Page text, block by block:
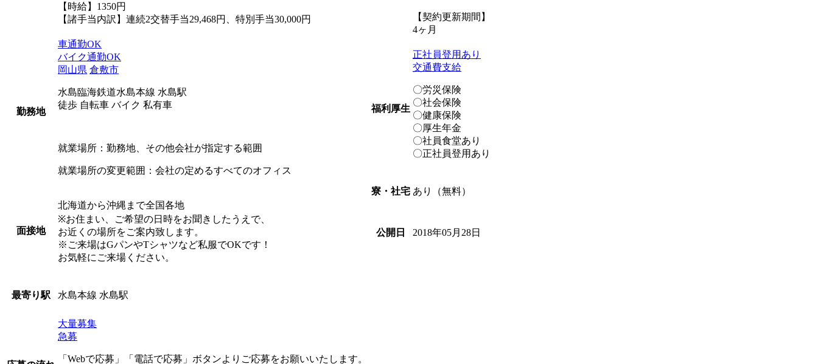
【時給】1350円
【諸手当内訳】連続2交替手当29,468円、特別手当30,000円
勤務地
車通勤OK
バイク通勤OK
岡山県 倉敷市
水島臨海鉄道水島本線 水島駅
徒歩 自転車 バイク 私有車
就業場所：勤務地、その他会社が指定する範囲
就業場所の変更範囲：会社の定めるすべてのオフィス
面接地
北海道から沖縄まで全国各地
※お住まい、ご希望の日時をお聞きしたうえで、
お近くの場所をご案内致します。
※ご来場はGパンやTシャツなど私服でOKです！
お気軽にご来場ください。
最寄り駅 水島本線 水島駅
大量募集
急募
「Webで応募」「電話で応募」ボタンよりご応募をお願いいたします。
【契約更新期間】
4ヶ月
福利厚生
正社員登用あり
交通費支給
〇労災保険
〇社会保険
〇健康保険
〇厚生年金
〇社員食堂あり
〇正社員登用あり
寮・社宅 あり（無料）
公開日 2018年05月28日